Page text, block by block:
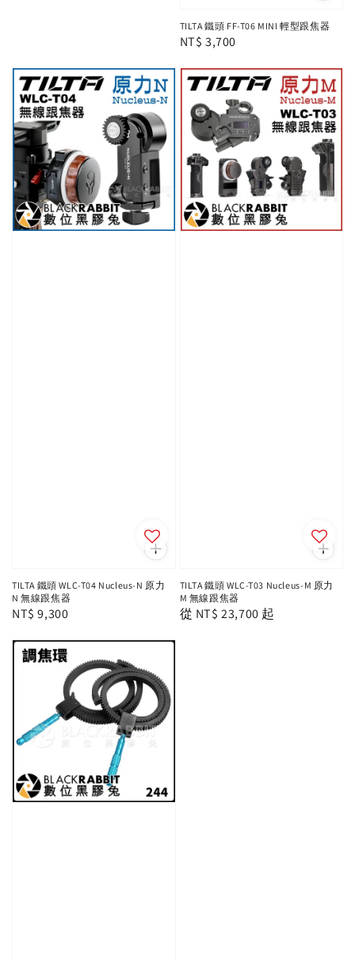
TILTA 鐵頭 FF-T06 MINI 輕型跟焦器
Regular
NT$ 3,700
TILTA 鐵頭 WLC-T04 Nucleus-N 原力
N 無線跟焦器
Regular
NT$ 9,300
TILTA 鐵頭 WLC-T03 Nucleus-M 原力
M 無線跟焦器
Regular
從 NT$ 23,700 起